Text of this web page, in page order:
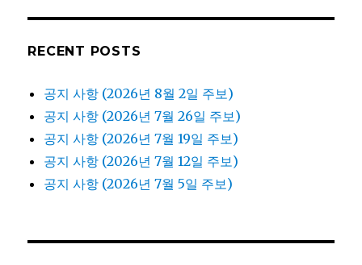
RECENT POSTS
공지 사항 (2026년 8월 2일 주보)
공지 사항 (2026년 7월 26일 주보)
공지 사항 (2026년 7월 19일 주보)
공지 사항 (2026년 7월 12일 주보)
공지 사항 (2026년 7월 5일 주보)